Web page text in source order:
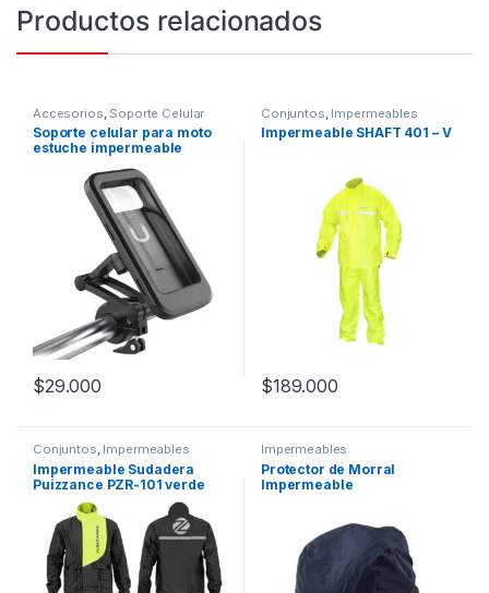
Productos relacionados
Accesorios Soporte Celular
Soporte celular para moto
estuche impermeable
$29.000
Conjuntos Impermeables
Impermeable SHAFT 401 – V
$189.000
Conjuntos, Impermeables
Impermeable Sudadera
Puizzance PZR-101 verde
Impermeables
Protector de Morral
Impermeable